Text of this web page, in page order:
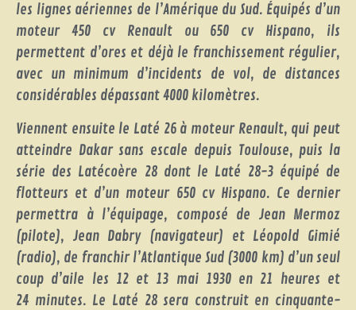
les lignes aériennes de l’Amérique du Sud. Équipés d’un
moteur 450 cv Renault ou 650 cv Hispano, ils
permettent d’ores et déjà le franchissement régulier,
avec un minimum d’incidents de vol, de distances
considérables dépassant 4000 kilomètres.
Viennent ensuite le Laté 26 à moteur Renault, qui peut
atteindre Dakar sans escale depuis Toulouse, puis la
série des Latécoère 28 dont le Laté 28-3 équipé de
flotteurs et d’un moteur 650 cv Hispano. Ce dernier
permettra à l’équipage, composé de Jean Mermoz
(pilote), Jean Dabry (navigateur) et Léopold Gimié
(radio), de franchir l’Atlantique Sud (3000 km) d’un seul
coup d’aile les 12 et 13 mai 1930 en 21 heures et
24 minutes. Le Laté 28 sera construit en cinquante-